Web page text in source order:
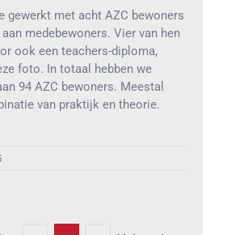
gewerkt met acht AZC bewoners
medebewoners. Vier van hen
ook een teachers-diploma,
foto. In totaal hebben we
94 AZC bewoners. Meestal
van praktijk en theorie.